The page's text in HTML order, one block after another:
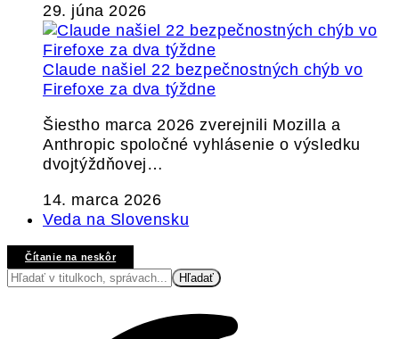
29. júna 2026
Claude našiel 22 bezpečnostných chýb vo
Firefoxe za dva týždne
Šiestho marca 2026 zverejnili Mozilla a
Anthropic spoločné vyhlásenie o výsledku
dvojtýždňovej…
14. marca 2026
Veda na Slovensku
Čítanie na neskôr